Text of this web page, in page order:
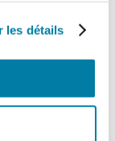
les détails